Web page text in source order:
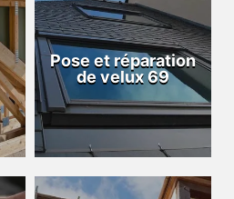
Pose et réparation
de velux 69